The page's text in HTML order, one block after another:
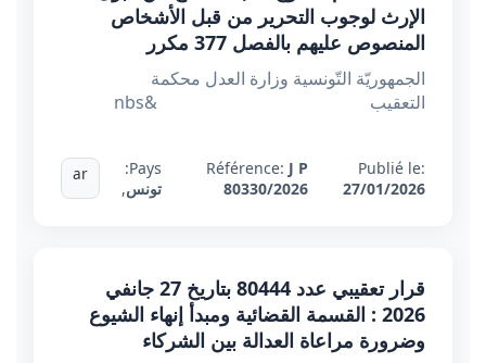
الإرث لوجوب التحرير من قبل الأشخاص
المنصوص عليهم بالفصل 377 مكرر
الجمهوريّة التّونسية وزارة العدل محكمة
التعقيب &nbs
Publié le:
27/01/2026
Référence: J P
80330/2026
Pays:
تونس,
ar
قرار تعقيبي عدد 80444 بتاريخ 27 جانفي
2026 : القسمة القضائية ومبدأ إنهاء الشيوع
وضرورة مراعاة العدالة بين الشركاء